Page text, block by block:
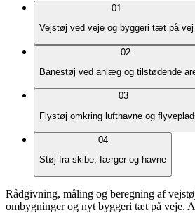
01
Vejstøj ved veje og byggeri tæt på vej
02
Banestøj ved anlæg og tilstødende
03
Flystøj omkring lufthavne og
04
Støj fra skibe, færger og havne
Rådgivning, måling og beregning af
ombygninger og nyt byggeri tæt på veje.